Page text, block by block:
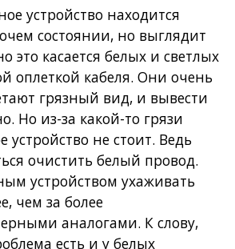
устройство находится
состоянии, но выглядит
это касается белых и светлых
оплеткой кабеля. Они очень
грязный вид, и вывести
Но из-за какой-то грязи
устройство не стоит. Ведь
очистить белый провод.
устройством ухаживать
чем за более
аналогами. К слову,
есть и у белых